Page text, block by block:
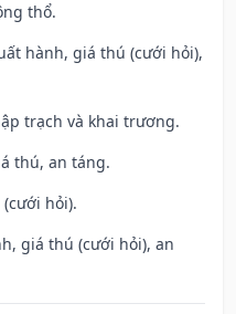
thổ.
hành, giá thú (cưới hỏi),
trạch và khai trương.
thú, an táng.
hỏi).
giá thú (cưới hỏi), an